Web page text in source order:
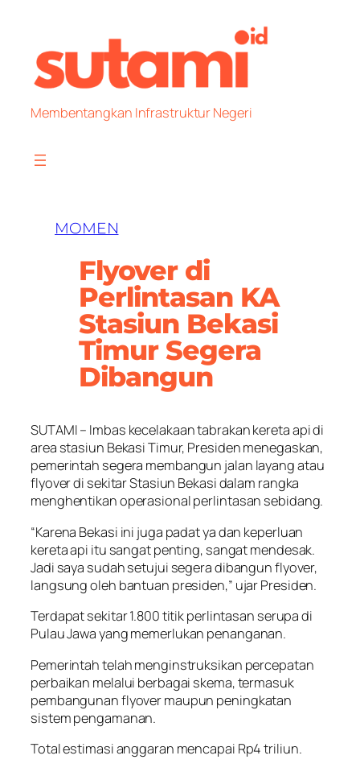
content
Membentangkan Infrastruktur Negeri
MOMEN
Flyover di
Perlintasan KA
Stasiun Bekasi
Timur Segera
Dibangun
SUTAMI – Imbas kecelakaan tabrakan kereta api di
area stasiun Bekasi Timur, Presiden menegaskan,
pemerintah segera membangun jalan layang atau
flyover di sekitar Stasiun Bekasi dalam rangka
menghentikan operasional perlintasan sebidang.
“Karena Bekasi ini juga padat ya dan keperluan
kereta api itu sangat penting, sangat mendesak.
Jadi saya sudah setujui segera dibangun flyover,
langsung oleh bantuan presiden,” ujar Presiden.
Terdapat sekitar 1.800 titik perlintasan serupa di
Pulau Jawa yang memerlukan penanganan.
Pemerintah telah menginstruksikan percepatan
perbaikan melalui berbagai skema, termasuk
pembangunan flyover maupun peningkatan
sistem pengamanan.
Total estimasi anggaran mencapai Rp4 triliun.